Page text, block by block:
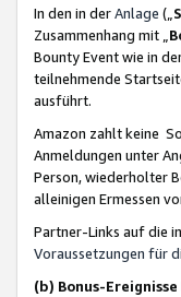
In den in derAnlage („
Zusammenhang mit „
Bounty Event wie in
teilnehmende
ausführt.
Amazon zahlt keine
Anmeldungen unter
Person, wiederholter
alleinigen Ermessen
Partner-Links auf die
Voraussetzungen für
(b) Bonus-Ereignisse